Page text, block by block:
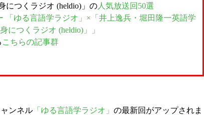
つくラジオ (heldio)」の 人気放送回50選
「ゆる言語学ラジオ」×「井上逸兵・堀田隆一英語学
につくラジオ (heldio)」」
こちらの記事群
ンネル 「ゆる言語学ラジオ」 の最新回がアップされま